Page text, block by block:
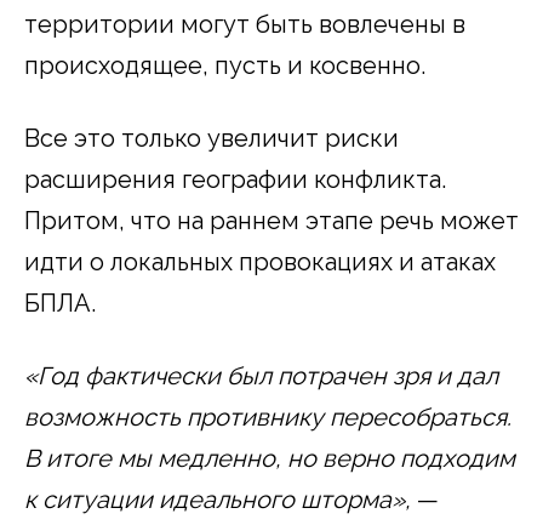
территории могут быть вовлечены в
происходящее, пусть и косвенно.
Все это только увеличит риски
расширения географии конфликта.
Притом, что на раннем этапе речь может
идти о локальных провокациях и атаках
БПЛА.
«Год фактически был потрачен зря и дал
возможность противнику пересобраться.
В итоге мы медленно, но верно подходим
к ситуации идеального шторма», —